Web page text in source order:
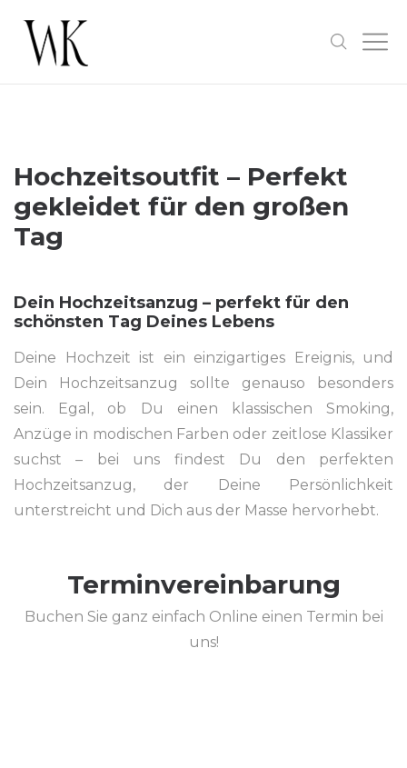
Hochzeitsoutfit – Perfekt
gekleidet für den großen
Tag
Dein Hochzeitsanzug – perfekt für den
schönsten Tag Deines Lebens
Deine Hochzeit ist ein einzigartiges Ereignis, und
Dein Hochzeitsanzug sollte genauso besonders
sein. Egal, ob Du einen klassischen Smoking,
Anzüge in modischen Farben oder zeitlose Klassiker
suchst – bei uns findest Du den perfekten
Hochzeitsanzug, der Deine Persönlichkeit
unterstreicht und Dich aus der Masse hervorhebt.
Terminvereinbarung
Buchen Sie ganz einfach Online einen Termin bei
uns!